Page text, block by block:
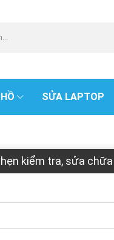
SỬA LAPTOP
kiểm tra, sửa chữa